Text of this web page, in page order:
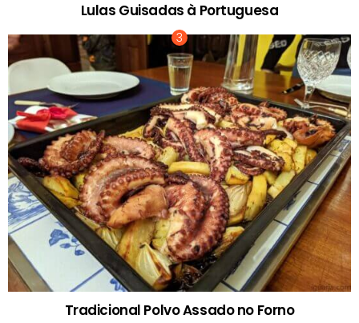
Lulas Guisadas à Portuguesa
Tradicional Polvo Assado no Forno